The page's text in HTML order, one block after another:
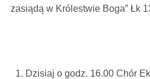
zasiądą w Królestwie Boga” Łk
Dzisiaj o godz. 16.00 Chór